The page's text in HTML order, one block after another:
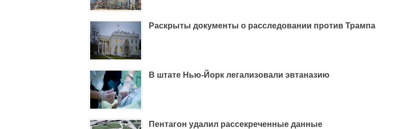
Раскрыты документы о расследовании против Трампа
В штате Нью-Йорк легализовали эвтаназию
Пентагон удалил рассекреченные данные